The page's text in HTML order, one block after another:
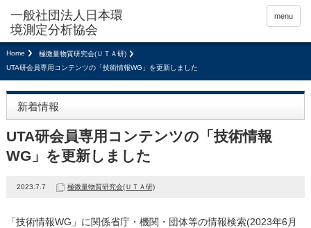
menu
Home
極微量物質研究会(ＵＴＡ研)
UTA研会員専用コンテンツの「技術情報WG」を更新しました
新着情報
UTA研会員専用コンテンツの「技術情報
WG」を更新しました
2023.7.7 極微量物質研究会(ＵＴＡ研)
「技術情報WG」に関係省庁・機関・団体等の情報検索(2023年6月